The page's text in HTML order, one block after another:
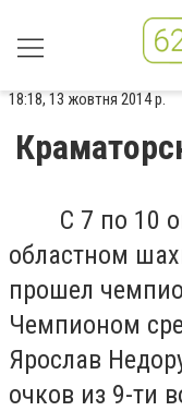
18:18, 13 жовтня 2014 р.
С 7 по 10
областном
прошел
Чемпионом
Ярослав
очков из 9-ти